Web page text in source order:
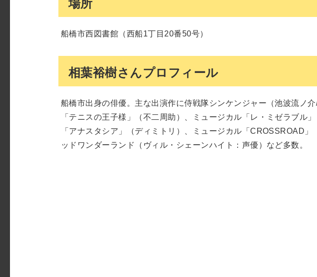
場所
船橋市西図書館（西船1丁目20番50号）
相葉裕樹さんプロフィール
船橋市出身の俳優。主な出演作に侍戦隊シンケンジャー（池波流ノ
「テニスの王子様」（不二周助）、ミュージカル「レ・ミゼラブル
「アナスタシア」（ディミトリ）、ミュージカル「CROSSROAD
ッドワンダーランド（ヴィル・シェーンハイト：声優）など多数。